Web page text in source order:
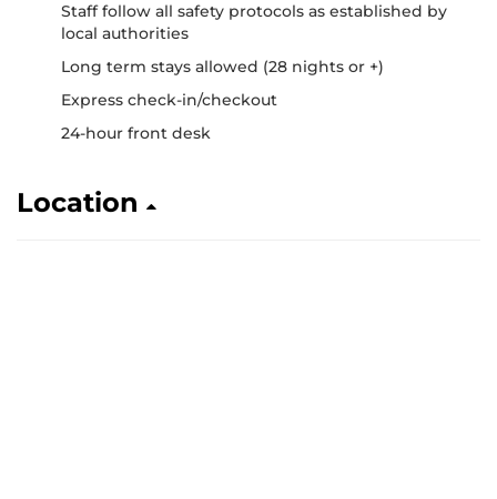
Staff follow all safety protocols as established by
local authorities
Long term stays allowed (28 nights or +)
Express check-in/checkout
24-hour front desk
Location